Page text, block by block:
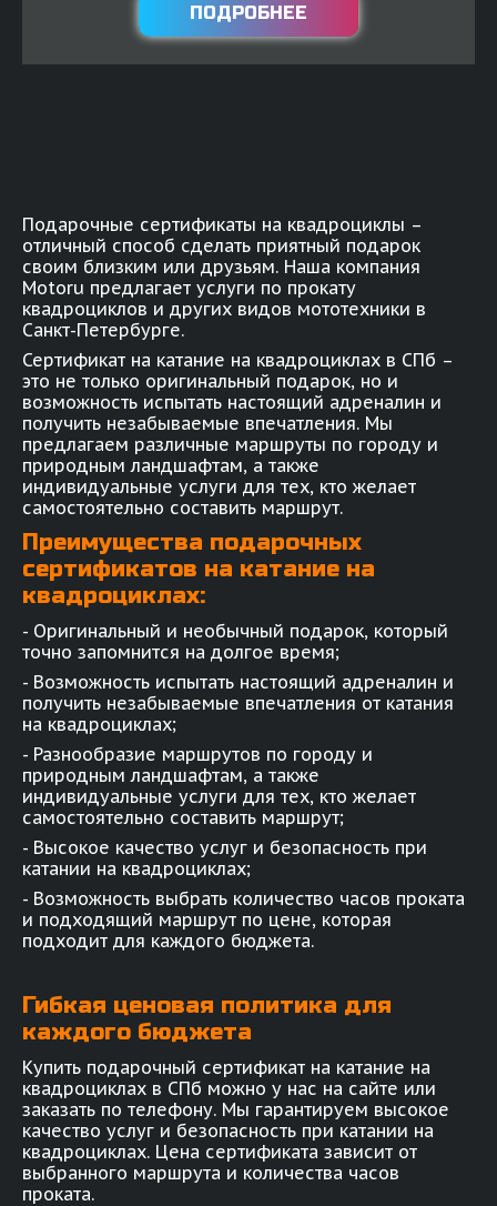
ПОДРОБНЕЕ
Подарочные сертификаты на квадроциклы –
отличный способ сделать приятный подарок
своим близким или друзьям. Наша компания
Motoru предлагает услуги по прокату
квадроциклов и других видов мототехники в
Санкт-Петербурге.
Сертификат на катание на квадроциклах в СПб –
это не только оригинальный подарок, но и
возможность испытать настоящий адреналин и
получить незабываемые впечатления. Мы
предлагаем различные маршруты по городу и
природным ландшафтам, а также
индивидуальные услуги для тех, кто желает
самостоятельно составить маршрут.
Преимущества подарочных
сертификатов на катание на
квадроциклах:
- Оригинальный и необычный подарок, который
точно запомнится на долгое время;
- Возможность испытать настоящий адреналин и
получить незабываемые впечатления от катания
на квадроциклах;
- Разнообразие маршрутов по городу и
природным ландшафтам, а также
индивидуальные услуги для тех, кто желает
самостоятельно составить маршрут;
- Высокое качество услуг и безопасность при
катании на квадроциклах;
- Возможность выбрать количество часов проката
и подходящий маршрут по цене, которая
подходит для каждого бюджета.
Гибкая ценовая политика для
каждого бюджета
Купить подарочный сертификат на катание на
квадроциклах в СПб можно у нас на сайте или
заказать по телефону. Мы гарантируем высокое
качество услуг и безопасность при катании на
квадроциклах. Цена сертификата зависит от
выбранного маршрута и количества часов
проката.